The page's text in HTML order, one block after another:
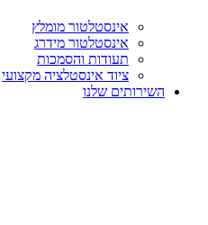
אינסטלטור מומלץ
אינסטלטור מידרג
תעודות והסמכות
ציוד אינסטלציה מקצועי
השירותים שלנו